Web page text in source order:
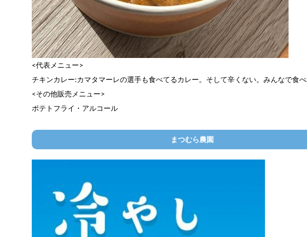
<代表メニュー>
チキンカレー:カマタマーレの選手も食べてるカレー。そして辛くない。みんなで食べ
<その他販売メニュー>
ポテトフライ・アルコール
まつむら農園